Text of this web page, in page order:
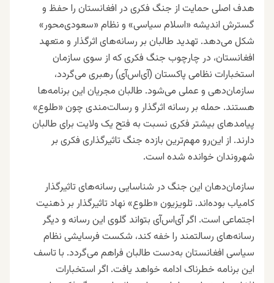
هدف اصلی حمایت از جنگ فکری در افغانستان را حفظ و
گسترش اندیشه «اسلام سیاسی» و نظام «سعودی‌‌‌محور»
شکل می‌دهد. تهدید طالبان بر رسانه‌های اثرگذار و متعهد
افغانستان، در چارچوب جنگ فکری که از سوی سازمان
استخبارات نظامی پاکستان (آی‌اس‌آی) رهبری می‌گردد،
سازمان‌دهی و عملی می‌شود. طالبان مجریان این برنامه‌ها
هستند. حمله بر رسانه‌ اثرگذار و رسالت‌مندی چون «طلوع»
پیامدهای بیشتر فکری نسبت به فتح یک ولایت برای طالبان
دارند. از این‌رو مهم‌ترین بازده جنگ تاثیرگذاری فکری بر
شهروندان خوانده شده است.
سازمان‌دهان این جنگ در شناسایی رسانه‌های تاثیرگذار
کامیاب بوده‌‌اند. تلویزیون «طلوع» نهاد تاثیرگذار بر ذهنیت
اجتماعی است. اگر آی‌اس‌آی بتواند گلوی این رسانه و دیگر
رسانه‌های رسالتمند را خفه کند، شکست فرسایشی نظام
سیاسی افغانستان به‌دست طالبان فراهم می‌گردد. با تاسف
این برنامه خطرناک ادامه خواهد یافت. اگر استخبارات